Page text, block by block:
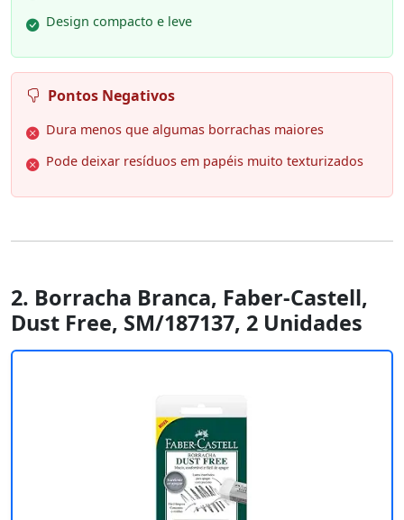
Design compacto e leve
Pontos Negativos
Dura menos que algumas borrachas maiores
Pode deixar resíduos em papéis muito texturizados
2. Borracha Branca, Faber-Castell,
Dust Free, SM/187137, 2 Unidades